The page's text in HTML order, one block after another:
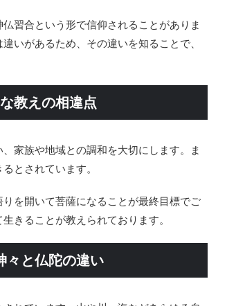
習合という形で信仰されることがありま
いがあるため、その違いを知ることで、
教えの相違点
家族や地域との調和を大切にします。ま
とされています。
を開いて菩薩になることが最終目標でご
きることが教えられております。
々と仏陀の違い